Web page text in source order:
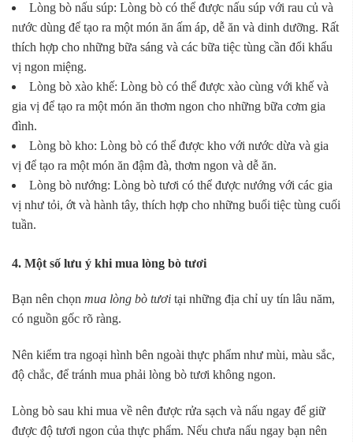
Lòng bò nấu súp: Lòng bò có thể được nấu súp với rau củ và
nước dùng để tạo ra một món ăn ấm áp, dễ ăn và dinh dưỡng. Rất
thích hợp cho những bữa sáng và các bữa tiệc tùng cần đổi khẩu
vị ngon miệng.
Lòng bò xào khế: Lòng bò có thể được xào cùng với khế và
gia vị để tạo ra một món ăn thơm ngon cho những bữa cơm gia
đình.
Lòng bò kho: Lòng bò có thể được kho với nước dừa và gia
vị để tạo ra một món ăn đậm đà, thơm ngon và dễ ăn.
Lòng bò nướng: Lòng bò tươi có thể được nướng với các gia
vị như tỏi, ớt và hành tây, thích hợp cho những buổi tiệc tùng cuối
tuần.
4. Một số lưu ý khi mua lòng bò tươi
Bạn nên chọn mua lòng bò tươi tại những địa chỉ uy tín lâu năm,
có nguồn gốc rõ ràng.
Nên kiểm tra ngoại hình bên ngoài thực phẩm như mùi, màu sắc,
độ chắc, để tránh mua phải lòng bò tươi không ngon.
Lòng bò sau khi mua về nên được rửa sạch và nấu ngay để giữ
được độ tươi ngon của thực phẩm. Nếu chưa nấu ngay bạn nên